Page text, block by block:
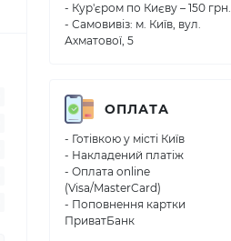
- Кур'єром по Києву – 150 грн.
- Самовивіз: м. Київ, вул.
Ахматової, 5
ОПЛАТА
- Готівкою у місті Київ
- Накладений платіж
- Оплата online
(Visa/MasterCard)
- Поповнення картки
ПриватБанк